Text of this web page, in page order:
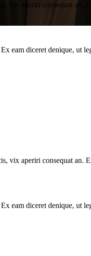
vix aperiri consequat an.
eam diceret denique, ut
vix aperiri consequat an.
eam diceret denique, ut